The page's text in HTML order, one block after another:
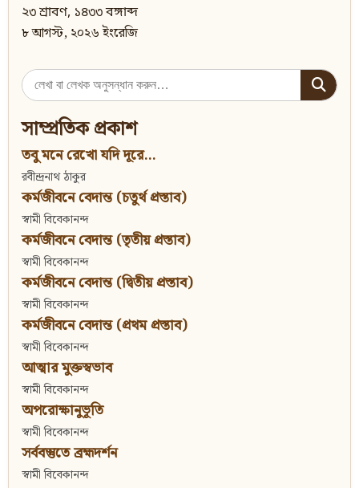
২৩ শ্রাবণ, ১৪৩৩ বঙ্গাব্দ
৮ আগস্ট, ২০২৬ ইংরেজি
Search
for:
সাম্প্রতিক প্রকাশ
তবু মনে রেখো যদি দূরে...
রবীন্দ্রনাথ ঠাকুর
কর্মজীবনে বেদান্ত (চতুর্থ প্রস্তাব)
স্বামী বিবেকানন্দ
কর্মজীবনে বেদান্ত (তৃতীয় প্রস্তাব)
স্বামী বিবেকানন্দ
কর্মজীবনে বেদান্ত (দ্বিতীয় প্রস্তাব)
স্বামী বিবেকানন্দ
কর্মজীবনে বেদান্ত (প্রথম প্রস্তাব)
স্বামী বিবেকানন্দ
আত্মার মুক্তস্বভাব
স্বামী বিবেকানন্দ
অপরোক্ষানুভূতি
স্বামী বিবেকানন্দ
সর্ববস্তুতে ব্রহ্মদর্শন
স্বামী বিবেকানন্দ